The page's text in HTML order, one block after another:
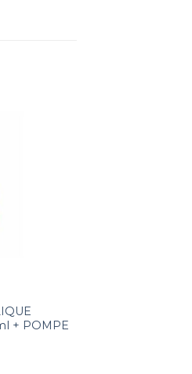
+ POMPE